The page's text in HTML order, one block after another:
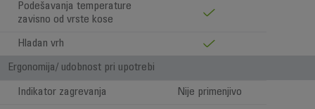
Podešavanja temperature
zavisno od vrste kose
Hladan vrh
Ergonomija/ udobnost pri upotrebi
Indikator zagrevanja Nije primenjivo